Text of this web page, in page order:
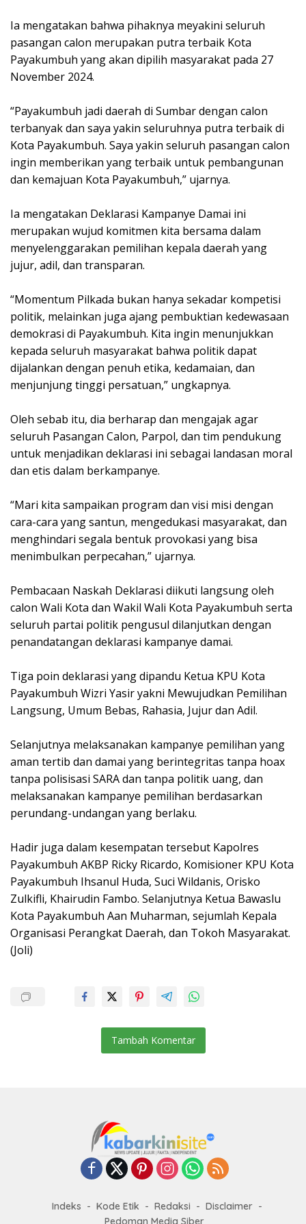
Ia mengatakan bahwa pihaknya meyakini seluruh
pasangan calon merupakan putra terbaik Kota
Payakumbuh yang akan dipilih masyarakat pada 27
November 2024.
“Payakumbuh jadi daerah di Sumbar dengan calon
terbanyak dan saya yakin seluruhnya putra terbaik di
Kota Payakumbuh. Saya yakin seluruh pasangan calon
ingin memberikan yang terbaik untuk pembangunan
dan kemajuan Kota Payakumbuh,” ujarnya.
Ia mengatakan Deklarasi Kampanye Damai ini
merupakan wujud komitmen kita bersama dalam
menyelenggarakan pemilihan kepala daerah yang
jujur, adil, dan transparan.
“Momentum Pilkada bukan hanya sekadar kompetisi
politik, melainkan juga ajang pembuktian kedewasaan
demokrasi di Payakumbuh. Kita ingin menunjukkan
kepada seluruh masyarakat bahwa politik dapat
dijalankan dengan penuh etika, kedamaian, dan
menjunjung tinggi persatuan,” ungkapnya.
Oleh sebab itu, dia berharap dan mengajak agar
seluruh Pasangan Calon, Parpol, dan tim pendukung
untuk menjadikan deklarasi ini sebagai landasan moral
dan etis dalam berkampanye.
“Mari kita sampaikan program dan visi misi dengan
cara-cara yang santun, mengedukasi masyarakat, dan
menghindari segala bentuk provokasi yang bisa
menimbulkan perpecahan,” ujarnya.
Pembacaan Naskah Deklarasi diikuti langsung oleh
calon Wali Kota dan Wakil Wali Kota Payakumbuh serta
seluruh partai politik pengusul dilanjutkan dengan
penandatangan deklarasi kampanye damai.
Tiga poin deklarasi yang dipandu Ketua KPU Kota
Payakumbuh Wizri Yasir yakni Mewujudkan Pemilihan
Langsung, Umum Bebas, Rahasia, Jujur dan Adil.
Selanjutnya melaksanakan kampanye pemilihan yang
aman tertib dan damai yang berintegritas tanpa hoax
tanpa polisisasi SARA dan tanpa politik uang, dan
melaksanakan kampanye pemilihan berdasarkan
perundang-undangan yang berlaku.
Hadir juga dalam kesempatan tersebut Kapolres
Payakumbuh AKBP Ricky Ricardo, Komisioner KPU Kota
Payakumbuh Ihsanul Huda, Suci Wildanis, Orisko
Zulkifli, Khairudin Fambo. Selanjutnya Ketua Bawaslu
Kota Payakumbuh Aan Muharman, sejumlah Kepala
Organisasi Perangkat Daerah, dan Tokoh Masyarakat.
(Joli)
Tambah Komentar
Indeks Kode Etik Redaksi
Disclaimer
Pedoman Media Siber